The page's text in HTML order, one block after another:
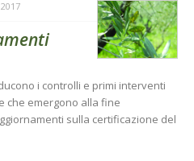
i controlli e primi interventi
che emergono alla fine
sulla certificazione del